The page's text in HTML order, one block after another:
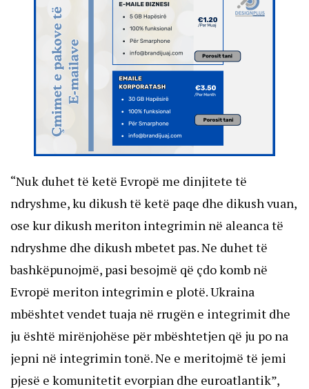
“Nuk duhet të ketë Evropë me dinjitete të
ndryshme, ku dikush të ketë paqe dhe dikush vuan,
ose kur dikush meriton integrimin në aleanca të
ndryshme dhe dikush mbetet pas. Ne duhet të
bashkëpunojmë, pasi besojmë që çdo komb në
Evropë meriton integrimin e plotë. Ukraina
mbështet vendet tuaja në rrugën e integrimit dhe
ju është mirënjohëse për mbështetjen që ju po na
jepni në integrimin tonë. Ne e meritojmë të jemi
pjesë e komunitetit evorpian dhe euroatlantik”,